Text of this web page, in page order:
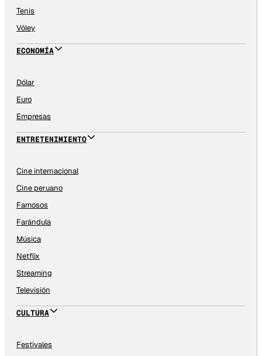
Tenis
Vóley
ECONOMÍA
Dólar
Euro
Empresas
ENTRETENIMIENTO
Cine internacional
Cine peruano
Famosos
Farándula
Música
Netflix
Streaming
Televisión
CULTURA
Festivales